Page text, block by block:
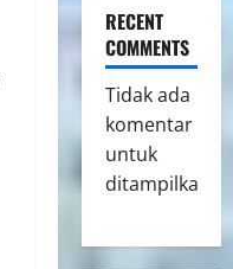
RECENT
COMMENTS
Tidak ada
komentar
untuk
ditampilkan.